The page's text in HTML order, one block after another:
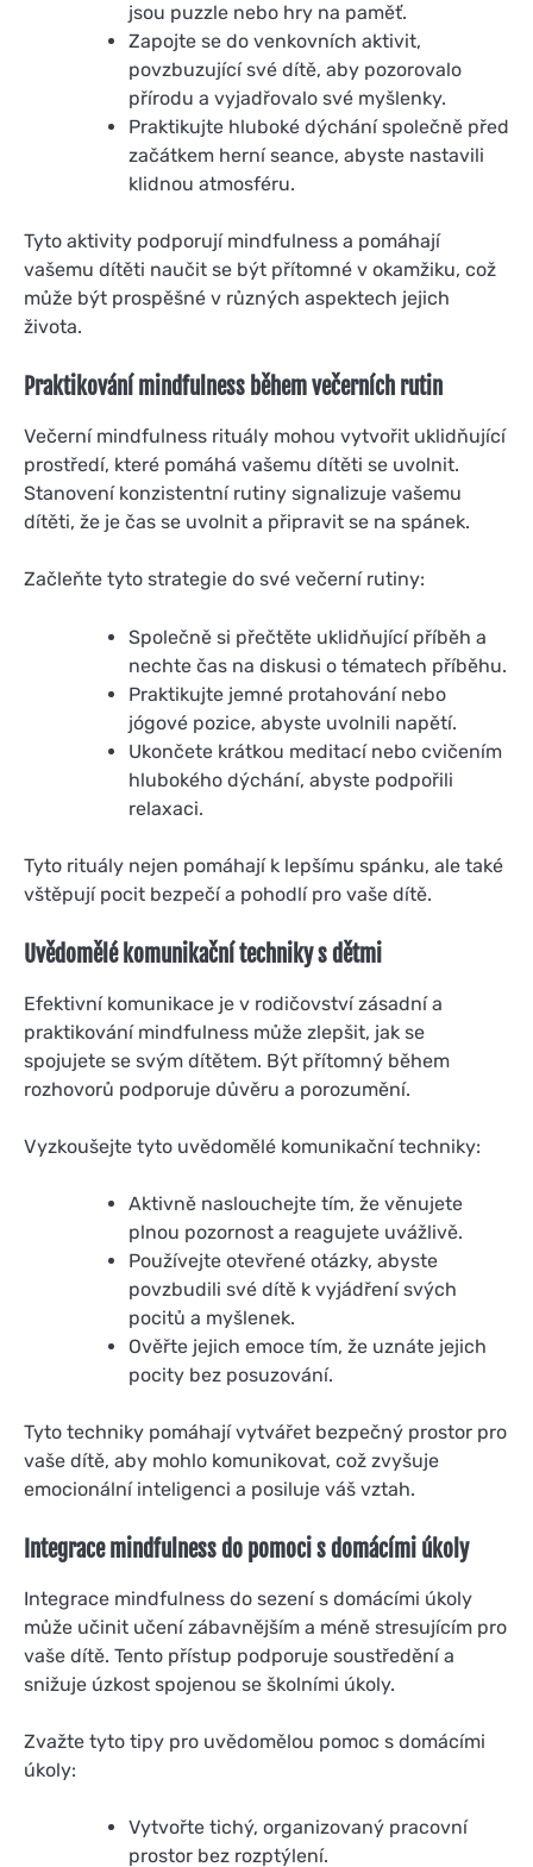
jsou puzzle nebo hry na paměť.
Zapojte se do venkovních aktivit,
povzbuzující své dítě, aby pozorovalo
přírodu a vyjadřovalo své myšlenky.
Praktikujte hluboké dýchání společně před
začátkem herní seance, abyste nastavili
klidnou atmosféru.
Tyto aktivity podporují mindfulness a pomáhají
vašemu dítěti naučit se být přítomné v okamžiku, což
může být prospěšné v různých aspektech jejich
života.
Praktikování mindfulness během večerních rutin
Večerní mindfulness rituály mohou vytvořit uklidňující
prostředí, které pomáhá vašemu dítěti se uvolnit.
Stanovení konzistentní rutiny signalizuje vašemu
dítěti, že je čas se uvolnit a připravit se na spánek.
Začleňte tyto strategie do své večerní rutiny:
Společně si přečtěte uklidňující příběh a
nechte čas na diskusi o tématech příběhu.
Praktikujte jemné protahování nebo
jógové pozice, abyste uvolnili napětí.
Ukončete krátkou meditací nebo cvičením
hlubokého dýchání, abyste podpořili
relaxaci.
Tyto rituály nejen pomáhají k lepšímu spánku, ale také
vštěpují pocit bezpečí a pohodlí pro vaše dítě.
Uvědomělé komunikační techniky s dětmi
Efektivní komunikace je v rodičovství zásadní a
praktikování mindfulness může zlepšit, jak se
spojujete se svým dítětem. Být přítomný během
rozhovorů podporuje důvěru a porozumění.
Vyzkoušejte tyto uvědomělé komunikační techniky:
Aktivně naslouchejte tím, že věnujete
plnou pozornost a reagujete uvážlivě.
Používejte otevřené otázky, abyste
povzbudili své dítě k vyjádření svých
pocitů a myšlenek.
Ověřte jejich emoce tím, že uznáte jejich
pocity bez posuzování.
Tyto techniky pomáhají vytvářet bezpečný prostor pro
vaše dítě, aby mohlo komunikovat, což zvyšuje
emocionální inteligenci a posiluje váš vztah.
Integrace mindfulness do pomoci s domácími úkoly
Integrace mindfulness do sezení s domácími úkoly
může učinit učení zábavnějším a méně stresujícím pro
vaše dítě. Tento přístup podporuje soustředění a
snižuje úzkost spojenou se školními úkoly.
Zvažte tyto tipy pro uvědomělou pomoc s domácími
úkoly:
Vytvořte tichý, organizovaný pracovní
prostor bez rozptýlení.